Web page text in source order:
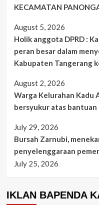
KECAMATAN
August 5, 2026
Holik anggota DPRD :
peran besar dalam
Kabupaten Tangerang
August 2, 2026
Warga Kelurahan Kadu
bersyukur atas bantuan
July 29, 2026
Bursah Zarnubi,
penyelenggaraan
July 25, 2026
IKLAN BAPENDA